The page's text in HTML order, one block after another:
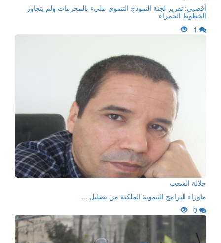
أقصبي: تقرير لجنة النمودج التنموي مليء بالمحرمات ولم يتجاوز
الخطوط الحمراء
1
جلالة الشعب
ماوراء البرامج التنموية الملكية من تضليل ...
0